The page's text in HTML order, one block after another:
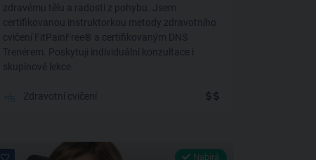
zdravému tělu a radosti z pohybu. Jsem
certifikovanou instruktorkou metody zdravotního
cvičení FitPainFree® a certifikovaným DNS
Trenérem. Poskytuji individuální konzultace i
skupinové lekce.
Zdravotní cvičení
Nabírá